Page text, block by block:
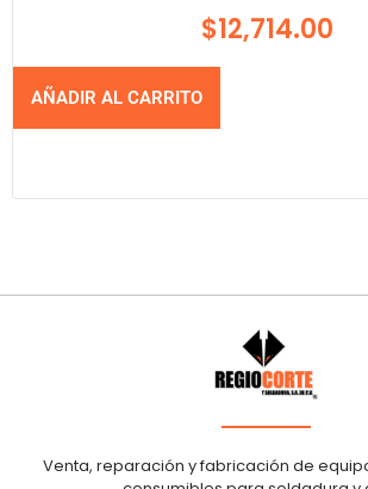
$12,714.00
AÑADIR AL CARRITO
Venta, reparación y fabricación de